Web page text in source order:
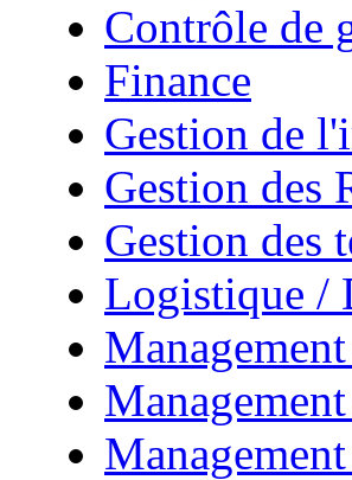
Contrôle de
Finance
Gestion de
Gestion des
Gestion des
Logistique /